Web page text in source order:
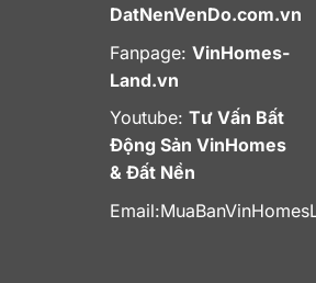
DatNenVenDo.com.vn
Fanpage: VinHomes-
Land.vn
Youtube: Tư Vấn Bất
Động Sản VinHomes
& Đất Nền
Email: